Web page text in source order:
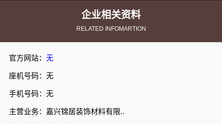
企业相关资料
RELATED INFOMARTION
官方网站： 无
座机号码：无
手机号码：无
主营业务：嘉兴锦居装饰材料有限..